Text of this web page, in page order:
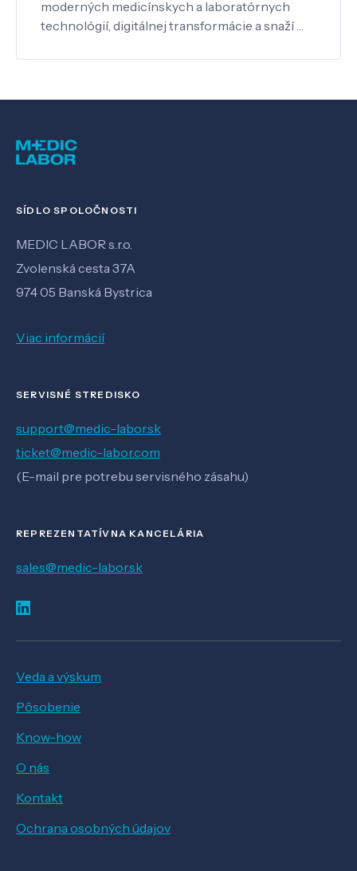
moderných medicínskych a laboratórnych
technológií, digitálnej transformácie a snaží …
SÍDLO SPOLOČNOSTI
MEDIC LABOR s.r.o.
Zvolenská cesta 37A
974 05 Banská Bystrica
Viac informácií
SERVISNÉ STREDISKO
support@medic-labor.sk
ticket@medic-labor.com
(E-mail pre potrebu servisného zásahu)
REPREZENTATÍVNA KANCELÁRIA
sales@medic-labor.sk
Veda a výskum
Pôsobenie
Know-how
O nás
Kontakt
Ochrana osobných údajov